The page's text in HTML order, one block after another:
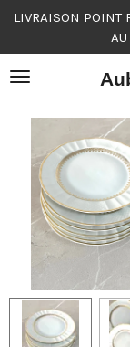
Passer
contenu
principal
LIVRAISON POINT